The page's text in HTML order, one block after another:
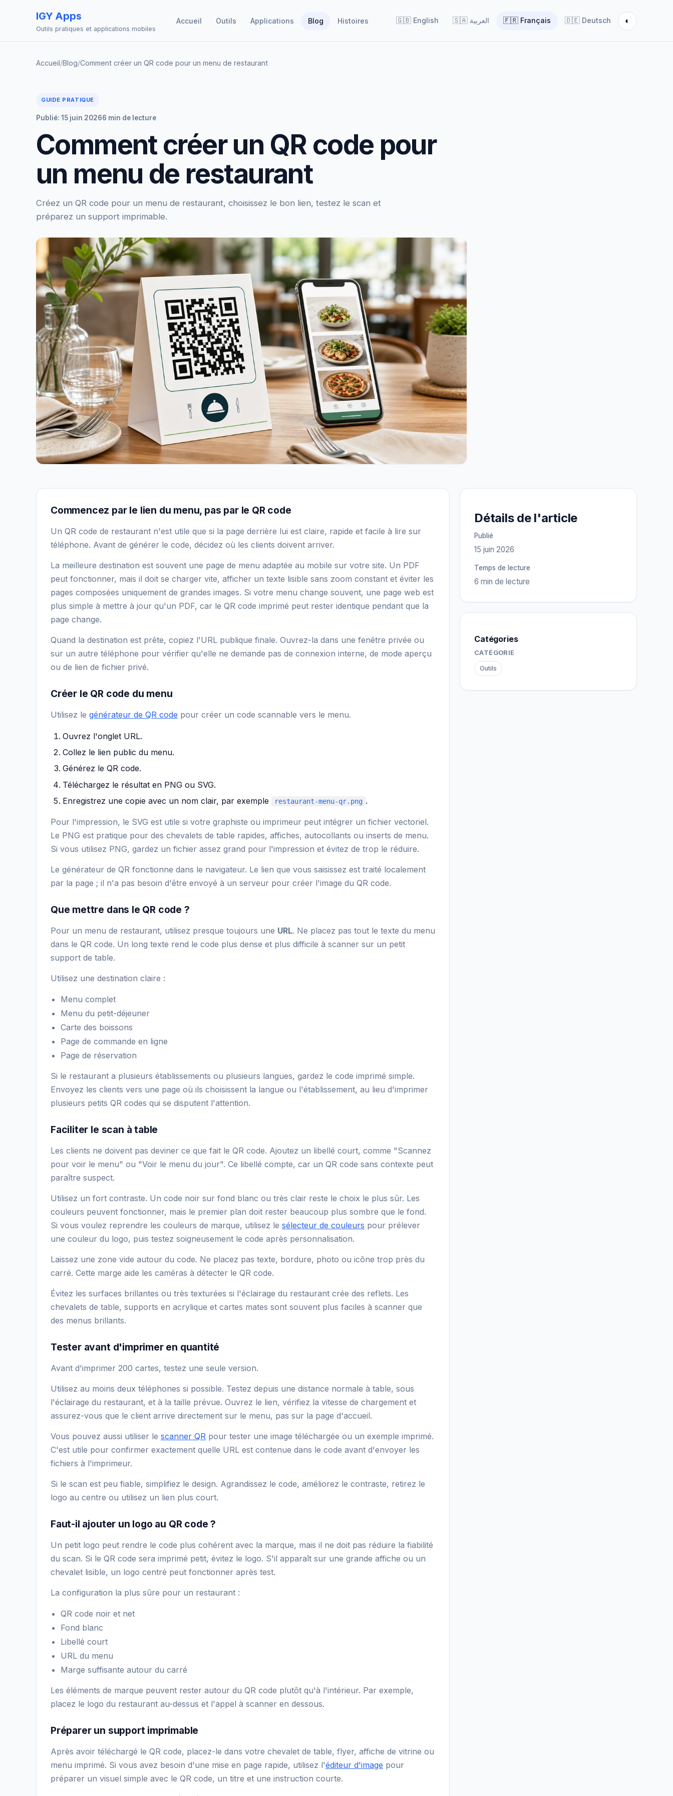
IGY Apps
Outils pratiques et applications mobiles
Accueil Outils Applications Blog Histoires 🇬🇧 English 🇸🇦 العربية 🇫🇷 Français 🇩🇪 Deutsch ◐
Accueil/Blog/Comment créer un QR code pour un menu de restaurant
GUIDE PRATIQUE
Publié: 15 juin 20266 min de lecture
Comment créer un QR code pour
un menu de restaurant
Créez un QR code pour un menu de restaurant, choisissez le bon lien, testez le scan et
préparez un support imprimable.
Commencez par le lien du menu, pas par le QR code
Un QR code de restaurant n'est utile que si la page derrière lui est claire, rapide et facile à lire sur
téléphone. Avant de générer le code, décidez où les clients doivent arriver.
La meilleure destination est souvent une page de menu adaptée au mobile sur votre site. Un PDF
peut fonctionner, mais il doit se charger vite, afficher un texte lisible sans zoom constant et éviter les
pages composées uniquement de grandes images. Si votre menu change souvent, une page web est
plus simple à mettre à jour qu'un PDF, car le QR code imprimé peut rester identique pendant que la
page change.
Quand la destination est prête, copiez l'URL publique finale. Ouvrez-la dans une fenêtre privée ou
sur un autre téléphone pour vérifier qu'elle ne demande pas de connexion interne, de mode aperçu
ou de lien de fichier privé.
Créer le QR code du menu
Utilisez le générateur de QR code pour créer un code scannable vers le menu.
Ouvrez l'onglet URL.
Collez le lien public du menu.
Générez le QR code.
Téléchargez le résultat en PNG ou SVG.
Enregistrez une copie avec un nom clair, par exemple
restaurant-menu-qr.png .
Pour l'impression, le SVG est utile si votre graphiste ou imprimeur peut intégrer un fichier vectoriel.
Le PNG est pratique pour des chevalets de table rapides, affiches, autocollants ou inserts de menu.
Si vous utilisez PNG, gardez un fichier assez grand pour l'impression et évitez de trop le réduire.
Le générateur de QR fonctionne dans le navigateur. Le lien que vous saisissez est traité localement
par la page ; il n'a pas besoin d'être envoyé à un serveur pour créer l'image du QR code.
Que mettre dans le QR code ?
Pour un menu de restaurant, utilisez presque toujours une URL. Ne placez pas tout le texte du menu
dans le QR code. Un long texte rend le code plus dense et plus difficile à scanner sur un petit
support de table.
Utilisez une destination claire :
Menu complet
Menu du petit-déjeuner
Carte des boissons
Page de commande en ligne
Page de réservation
Si le restaurant a plusieurs établissements ou plusieurs langues, gardez le code imprimé simple.
Envoyez les clients vers une page où ils choisissent la langue ou l'établissement, au lieu d'imprimer
plusieurs petits QR codes qui se disputent l'attention.
Faciliter le scan à table
Les clients ne doivent pas deviner ce que fait le QR code. Ajoutez un libellé court, comme "Scannez
pour voir le menu" ou "Voir le menu du jour". Ce libellé compte, car un QR code sans contexte peut
paraître suspect.
Utilisez un fort contraste. Un code noir sur fond blanc ou très clair reste le choix le plus sûr. Les
couleurs peuvent fonctionner, mais le premier plan doit rester beaucoup plus sombre que le fond.
Si vous voulez reprendre les couleurs de marque, utilisez le sélecteur de couleurs pour prélever
une couleur du logo, puis testez soigneusement le code après personnalisation.
Laissez une zone vide autour du code. Ne placez pas texte, bordure, photo ou icône trop près du
carré. Cette marge aide les caméras à détecter le QR code.
Évitez les surfaces brillantes ou très texturées si l'éclairage du restaurant crée des reflets. Les
chevalets de table, supports en acrylique et cartes mates sont souvent plus faciles à scanner que
des menus brillants.
Tester avant d'imprimer en quantité
Avant d'imprimer 200 cartes, testez une seule version.
Utilisez au moins deux téléphones si possible. Testez depuis une distance normale à table, sous
l'éclairage du restaurant, et à la taille prévue. Ouvrez le lien, vérifiez la vitesse de chargement et
assurez-vous que le client arrive directement sur le menu, pas sur la page d'accueil.
Vous pouvez aussi utiliser le scanner QR pour tester une image téléchargée ou un exemple imprimé.
C'est utile pour confirmer exactement quelle URL est contenue dans le code avant d'envoyer les
fichiers à l'imprimeur.
Si le scan est peu fiable, simplifiez le design. Agrandissez le code, améliorez le contraste, retirez le
logo au centre ou utilisez un lien plus court.
Faut-il ajouter un logo au QR code ?
Un petit logo peut rendre le code plus cohérent avec la marque, mais il ne doit pas réduire la fiabilité
du scan. Si le QR code sera imprimé petit, évitez le logo. S'il apparaît sur une grande affiche ou un
chevalet lisible, un logo centré peut fonctionner après test.
La configuration la plus sûre pour un restaurant :
QR code noir et net
Fond blanc
Libellé court
URL du menu
Marge suffisante autour du carré
Les éléments de marque peuvent rester autour du QR code plutôt qu'à l'intérieur. Par exemple,
placez le logo du restaurant au-dessus et l'appel à scanner en dessous.
Préparer un support imprimable
Après avoir téléchargé le QR code, placez-le dans votre chevalet de table, flyer, affiche de vitrine ou
menu imprimé. Si vous avez besoin d'une mise en page rapide, utilisez l'éditeur d'image pour
préparer un visuel simple avec le QR code, un titre et une instruction courte.
Détails de l'article
Publié
15 juin 2026
Temps de lecture
6 min de lecture
Catégories
CATÉGORIE
Outils